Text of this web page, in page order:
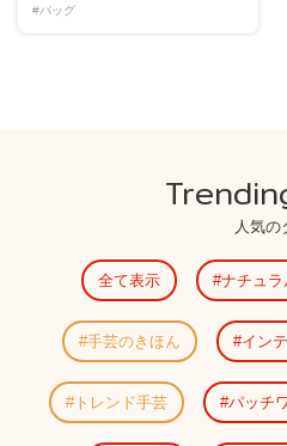
#バッグ
人気の
全て表示 ナチュラ
手芸のきほん イン
トレンド手芸 パッチ